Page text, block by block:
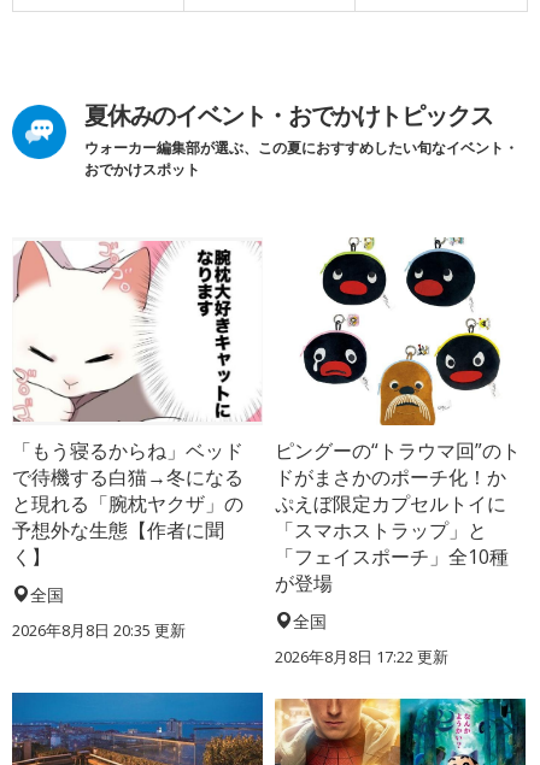
夏休みのイベント・おでかけトピックス
ウォーカー編集部が選ぶ、この夏におすすめしたい旬なイベント・
おでかけスポット
「もう寝るからね」ベッド
で待機する白猫→冬になる
と現れる「腕枕ヤクザ」の
予想外な生態【作者に聞
く】
全国
2026年8月8日 20:35 更新
ピングーの“トラウマ回”のト
ドがまさかのポーチ化！か
ぷえぼ限定カプセルトイに
「スマホストラップ」と
「フェイスポーチ」全10種
が登場
全国
2026年8月8日 17:22更新